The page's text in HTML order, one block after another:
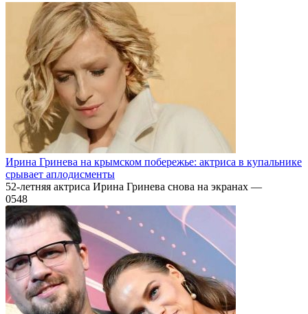
Ирина Гринева на крымском побережье: актриса в купальнике
срывает аплодисменты
52-летняя актриса Ирина Гринева снова на экранах —
0548